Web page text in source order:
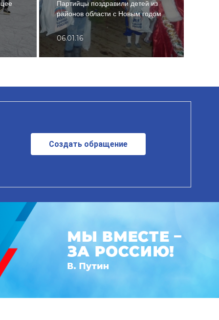
Партийцы поздравили детей из
районов области с Новым годом
06.01.16
Создать обращение